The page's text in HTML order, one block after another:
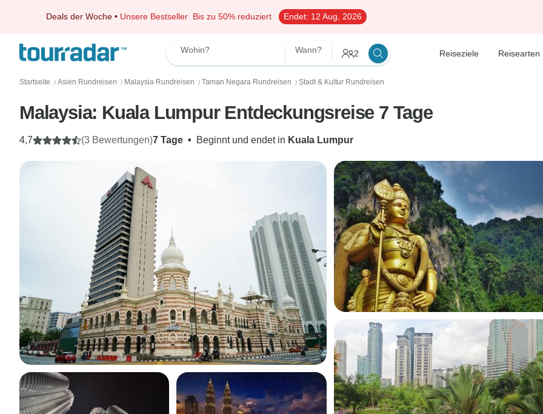
Deals der Woche • Unsere Bestseller Bis zu 50% reduziert Endet: 12 Aug, 2026
Wohin? Wann? 2 Reiseziele Reisearten
Startseite 〉 Asien Rundreisen 〉 Malaysia Rundreisen 〉 Taman Negara Rundreisen 〉 Stadt & Kultur Rundreisen
Malaysia: Kuala Lumpur Entdeckungsreise 7 Tage
7 Tage • Beginnt und endet in Kuala Lumpur
4,7 (3 Bewertungen)